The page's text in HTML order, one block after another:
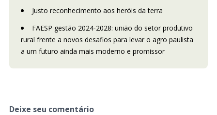
Justo reconhecimento aos heróis da terra
FAESP gestão 2024-2028: união do setor produtivo
rural frente a novos desafios para levar o agro paulista
a um futuro ainda mais moderno e promissor
Deixe seu comentário